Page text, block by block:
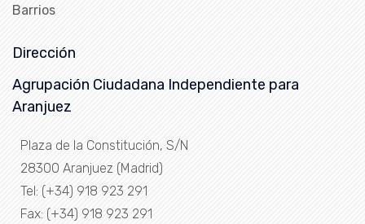
Barrios
Dirección
Agrupación Ciudadana Independiente para
Aranjuez
Plaza de la Constitución, S/N
28300 Aranjuez (Madrid)
Tel: (+34) 918 923 291
Fax: (+34) 918 923 291